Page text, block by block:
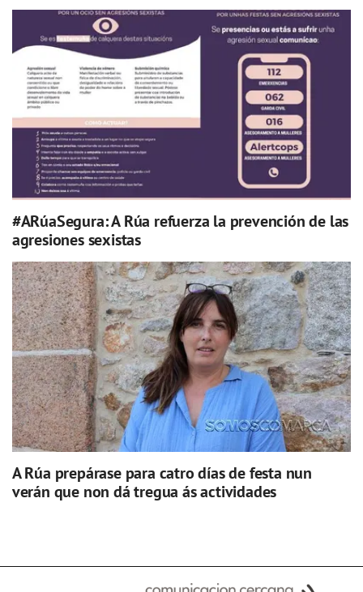
#ARúaSegura: A Rúa refuerza la prevención de las
agresiones sexistas
A Rúa prepárase para catro días de festa nun
verán que non dá tregua ás actividades